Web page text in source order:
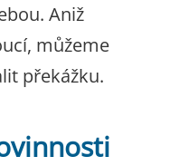
Aniž
můžeme
překážku.